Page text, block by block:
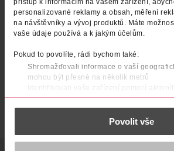
přístup k informacím na vašem zařízení,
personalizované reklamy a obsah, měření
na návštěvníky a vývoj produktů. Máte
vaše údaje používá a k jakým účelům.
Pokud to povolíte, rádi bychom také:
Shromažďovali informace o vaší
mohou být přesné na několik metrů
Identifikovali vaše zařízení pomocí
konkrétní charakteristiky (otisk prstu)
Zjistěte více o tom, jak zpracováváme vaše
části s podrobnostmi . Svůj
Povolit vše
Bold Brown
DO KOŠÍKU
Obj. č.: 901734
Liner